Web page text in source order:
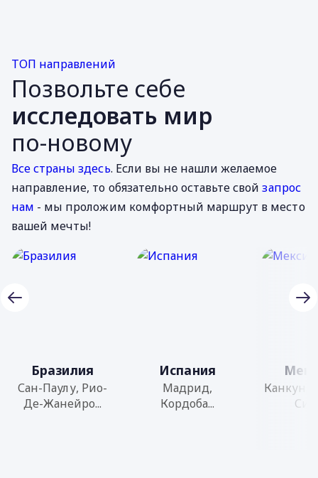
ТОП направлений
Позвольте себе
исследовать мир
по-новому
Все страны здесь. Если вы не нашли желаемое
направление, то обязательно оставьте свойзапрос
нам - мы проложим комфортный маршрут в место
вашей мечты!
Бразилия
Сан-Паулу, Рио-
Де-Жанейро...
Испания
Мадрид,
Кордоба...
Канкун,